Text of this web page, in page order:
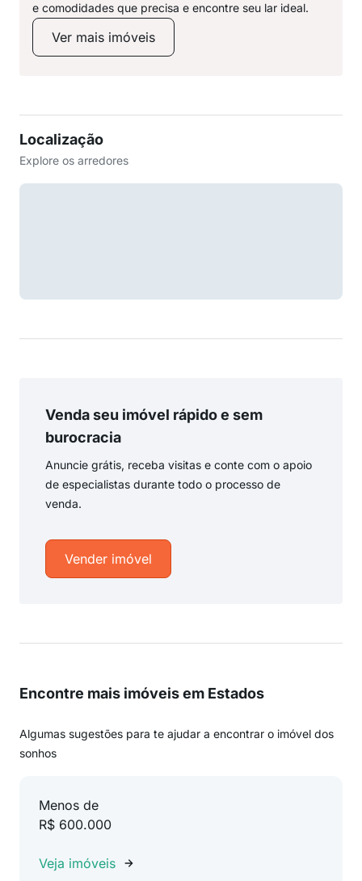
e comodidades que precisa e encontre seu lar ideal.
Ver mais imóveis
Localização
Explore os arredores
Venda seu imóvel rápido e sem
burocracia
Anuncie grátis, receba visitas e conte com o apoio
de especialistas durante todo o processo de
venda.
Vender imóvel
Encontre mais imóveis em Estados
Algumas sugestões para te ajudar a encontrar o imóvel dos
sonhos
Menos de
R$ 600.000
Veja imóveis